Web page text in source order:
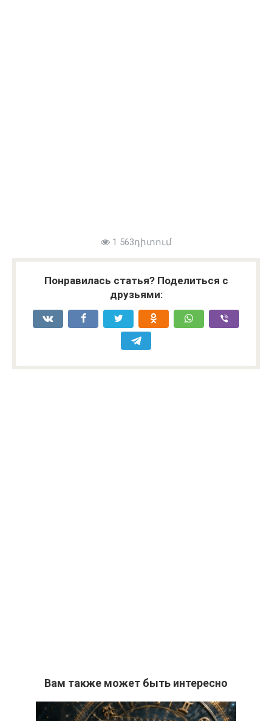
1 563դիտում
Понравилась статья? Поделиться с
друзьями:
Вам также может быть интересно